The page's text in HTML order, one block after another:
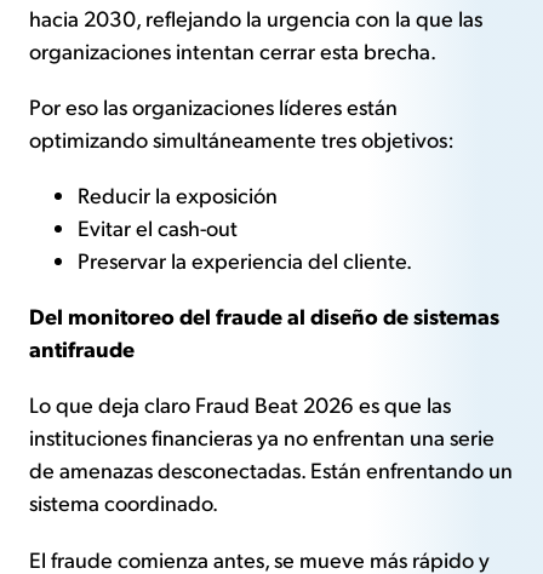
hacia 2030, reflejando la urgencia con la que las
organizaciones intentan cerrar esta brecha.
Por eso las organizaciones líderes están
optimizando simultáneamente tres objetivos:
Reducir la exposición
Evitar el cash-out
Preservar la experiencia del cliente.
Del monitoreo del fraude al diseño de sistemas
antifraude
Lo que deja claro Fraud Beat 2026 es que las
instituciones financieras ya no enfrentan una serie
de amenazas desconectadas. Están enfrentando un
sistema coordinado.
El fraude comienza antes, se mueve más rápido y